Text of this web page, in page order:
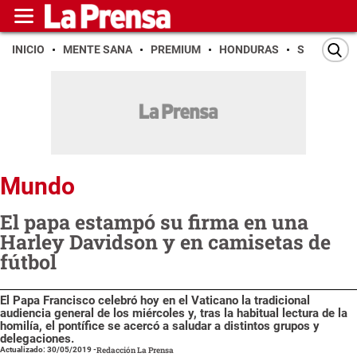
INICIO MENTE SANA PREMIUM HONDURAS SAN PEDRO
Mundo
El papa estampó su firma en una
Harley Davidson y en camisetas de
fútbol
El Papa Francisco celebró hoy en el Vaticano la tradicional
audiencia general de los miércoles y, tras la habitual lectura de la
homilía, el pontífice se acercó a saludar a distintos grupos y
delegaciones.
Actualizado: 30/05/2019-Redacción La Prensa